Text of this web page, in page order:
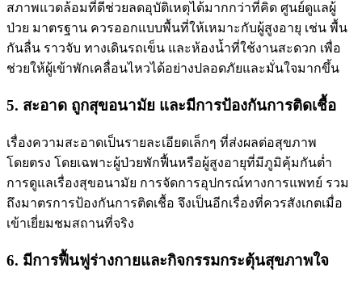
สภาพแวดล้อมที่ดีช่วยลดอุบัติเหตุได้มากกว่าที่คิด ศูนย์ดูแลผู้
ป่วย มาตรฐาน ควรออกแบบพื้นที่ให้เหมาะกับผู้สูงอายุ เช่น พื้น
กันลื่น ราวจับ ทางเดินรถเข็น และห้องน้ำที่ใช้งานสะดวก เพื่อ
ช่วยให้ผู้เข้าพักเคลื่อนไหวได้อย่างปลอดภัยและมั่นใจมากขึ้น
5. สะอาด ถูกสุขอนามัย และมีการป้องกันการติดเชื้อ
เรื่องความสะอาดเป็นรายละเอียดเล็กๆ ที่ส่งผลต่อสุขภาพ
โดยตรง โดยเฉพาะผู้ป่วยพักฟื้นหรือผู้สูงอายุที่มีภูมิคุ้มกันต่ำ
การดูแลเรื่องสุขอนามัย การจัดการอุปกรณ์ทางการแพทย์ รวม
ถึงมาตรการป้องกันการติดเชื้อ จึงเป็นอีกเรื่องที่ควรสังเกตเมื่อ
เข้าเยี่ยมชมสถานที่จริง
6. มีการฟื้นฟูร่างกายและกิจกรรมกระตุ้นสุขภาพใจ